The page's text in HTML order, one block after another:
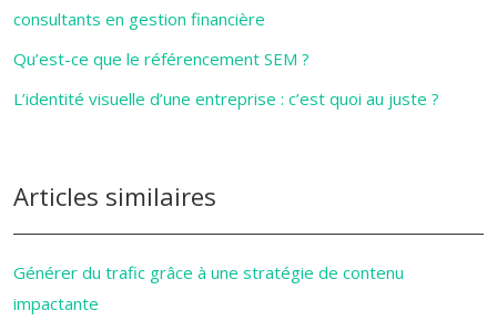
consultants en gestion financière
Qu’est-ce que le référencement SEM ?
L’identité visuelle d’une entreprise : c’est quoi au juste ?
Articles similaires
Générer du trafic grâce à une stratégie de contenu
impactante